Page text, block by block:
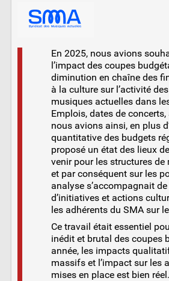
En 2025, nous avions
l’impact des coupes
diminution en chaîne des
à la culture sur l’activité
musiques actuelles dans
Emplois, dates de
nous avions ainsi, en plus
quantitative des budgets
proposé un état des lieux
venir pour les structures
et par conséquent sur les
analyse s’accompagnait
d’initiatives et actions
les adhérents du SMA sur
Ce travail était essentiel
inédit et brutal des coupes
année, les impacts
massifs et l’impact sur les
mises en place est bien réel.